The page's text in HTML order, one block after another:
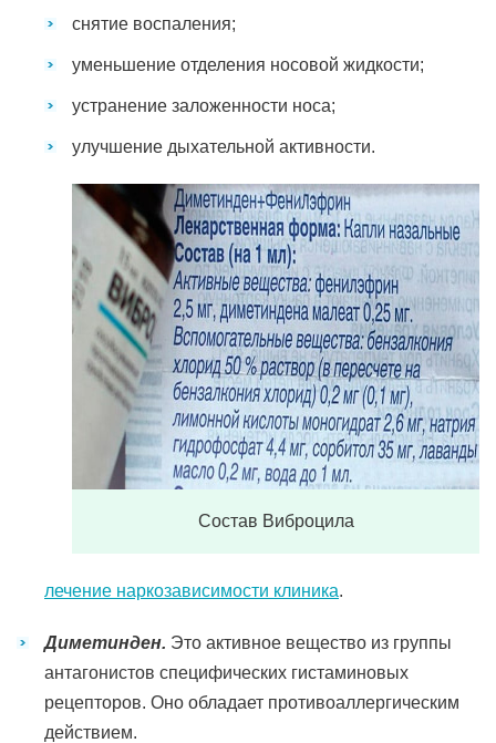
снятие воспаления;
уменьшение отделения носовой жидкости;
устранение заложенности носа;
улучшение дыхательной активности.
Состав Виброцила
лечение наркозависимости клиника.
Диметинден. Это активное вещество из группы
антагонистов специфических гистаминовых
рецепторов. Оно обладает противоаллергическим
действием.